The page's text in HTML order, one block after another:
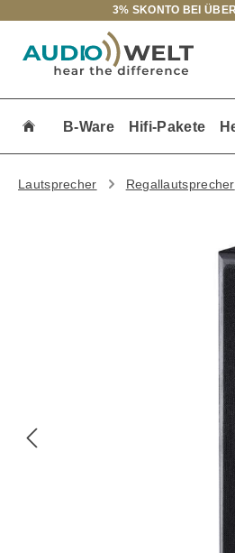
Hauptinhalt springen
Zur Suche springen
Zur Hauptnavigation springen
3% SKONTO BEI
B-Ware Hifi-Pakete
Lautsprecher Regallautsprecher